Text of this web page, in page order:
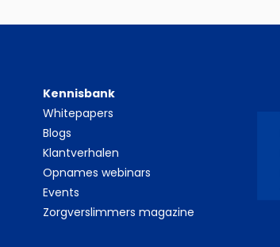
Kennisbank
Whitepapers
Blogs
Klantverhalen
Opnames webinars
Events
Zorgverslimmers magazine